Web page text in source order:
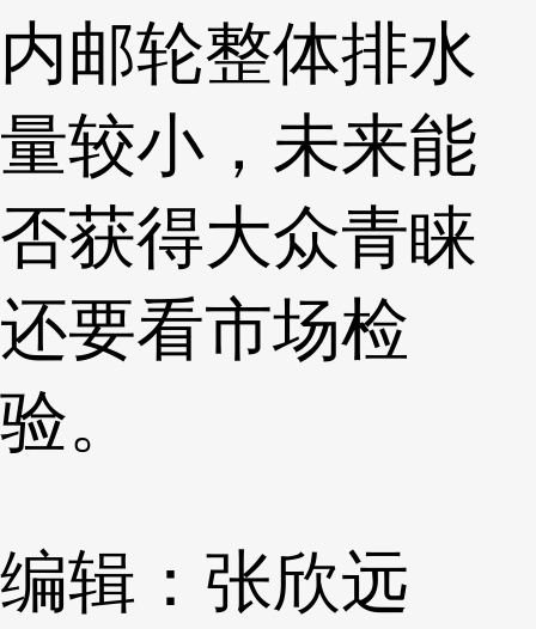
内邮轮整体排水
量较小，未来能
否获得大众青睐
还要看市场检
验。
编辑：张欣远